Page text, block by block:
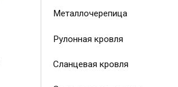
Металлочерепица
Рулонная кровля
Сланцевая кровля